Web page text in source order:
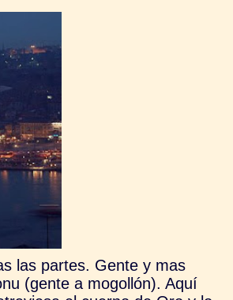
las partes. Gente y mas
(gente a mogollón). Aquí